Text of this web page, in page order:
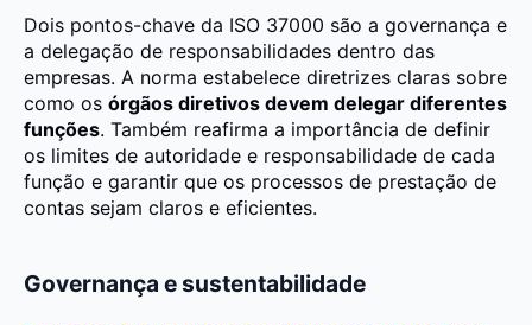
Dois pontos-chave da ISO 37000 são a governança e
a delegação de responsabilidades dentro das
empresas. A norma estabelece diretrizes claras sobre
como os órgãos diretivos devem delegar diferentes
funções. Também reafirma a importância de definir
os limites de autoridade e responsabilidade de cada
função e garantir que os processos de prestação de
contas sejam claros e eficientes.
Governança e sustentabilidade